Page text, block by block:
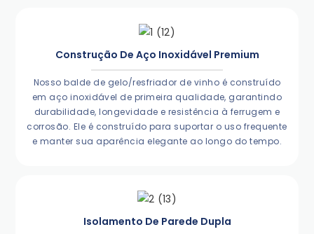
Construção De Aço Inoxidável Premium
Nosso balde de gelo/resfriador de vinho é construído
em aço inoxidável de primeira qualidade, garantindo
durabilidade, longevidade e resistência à ferrugem e
corrosão. Ele é construído para suportar o uso frequente
e manter sua aparência elegante ao longo do tempo.
Isolamento De Parede Dupla